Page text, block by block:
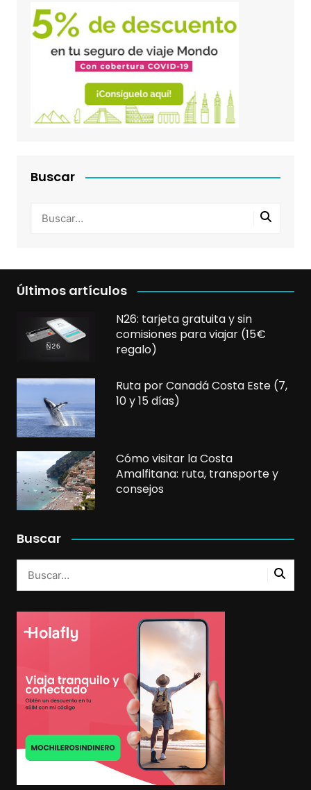
Buscar
Últimos artículos
N26: tarjeta gratuita y sin
comisiones para viajar (15€
regalo)
Ruta por Canadá Costa Este (7,
10 y 15 días)
Cómo visitar la Costa
Amalfitana: ruta, transporte y
consejos
Buscar